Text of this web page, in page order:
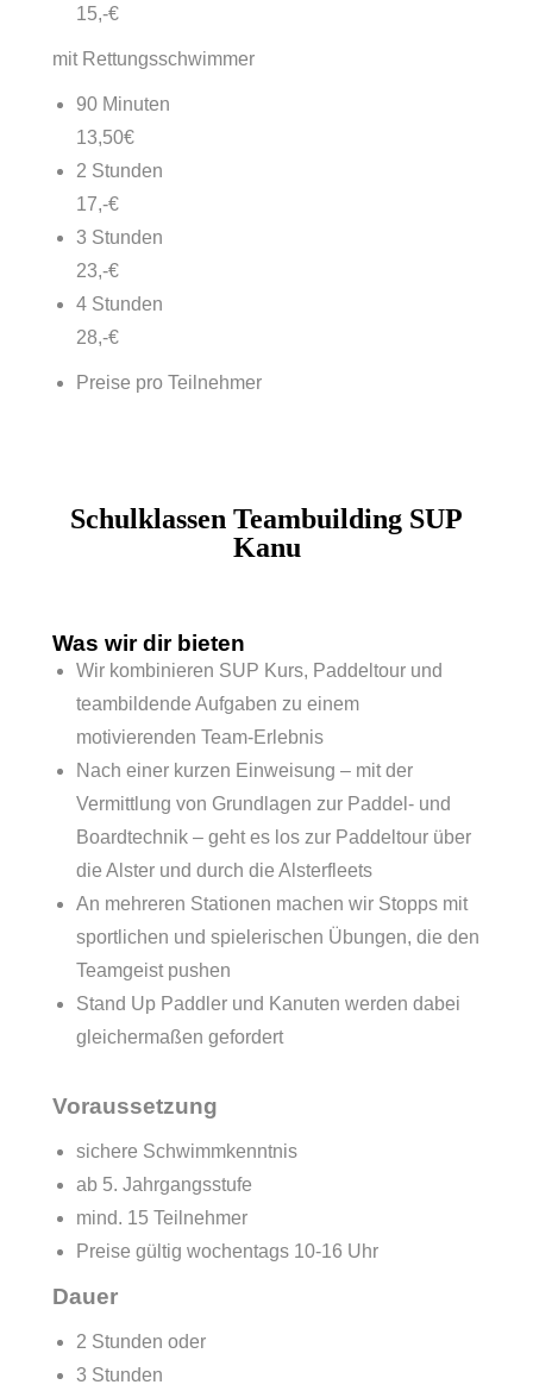
15,-€
mit Rettungsschwimmer
90 Minuten
13,50€
2 Stunden
17,-€
3 Stunden
23,-€
4 Stunden
28,-€
Preise pro Teilnehmer
Schulklassen Teambuilding SUP
Kanu
Was wir dir bieten
Wir kombinieren SUP Kurs, Paddeltour und
teambildende Aufgaben zu einem
motivierenden Team-Erlebnis
Nach einer kurzen Einweisung – mit der
Vermittlung von Grundlagen zur Paddel- und
Boardtechnik – geht es los zur Paddeltour über
die Alster und durch die Alsterfleets
An mehreren Stationen machen wir Stopps mit
sportlichen und spielerischen Übungen, die den
Teamgeist pushen
Stand Up Paddler und Kanuten werden dabei
gleichermaßen gefordert
Voraussetzung
sichere Schwimmkenntnis
ab 5. Jahrgangsstufe
mind. 15 Teilnehmer
Preise gültig wochentags 10-16 Uhr
Dauer
2 Stunden oder
3 Stunden